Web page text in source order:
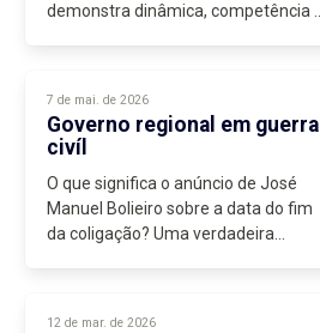
demonstra dinâmica, competência e,
7 de mai. de 2026
Governo regional em guerra
civíl
O que significa o anúncio de José
Manuel Bolieiro sobre a data do fim
da coligação? Uma verdadeira
12 de mar. de 2026